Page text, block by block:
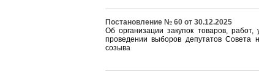
Постановление № 60 от 30.12.2025
Об организации закупок товаров, работ,
проведении выборов депутатов Совета
созыва